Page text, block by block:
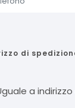
di
a